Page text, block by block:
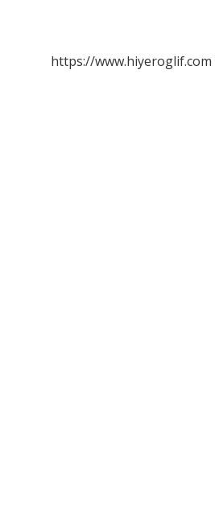
https://www.hiyeroglif.com